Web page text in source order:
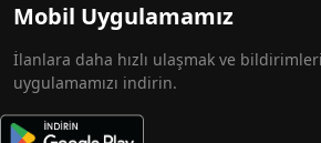
Mobil Uygulamamız
İlanlara daha hızlı ulaşmak ve
uygulamamızı indirin.